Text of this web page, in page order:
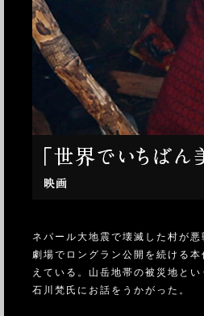
ネパール大地震で壊滅した村が
劇場でロングラン公開を続ける
えている。山岳地帯の被災地と
石川梵氏にお話をうかがった。